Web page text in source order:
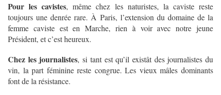
Pour les cavistes, même chez les naturistes, la caviste reste
toujours une denrée rare. À Paris, l’extension du domaine de la
femme caviste est en Marche, rien à voir avec notre jeune
Président, et c’est heureux.
Chez les journalistes, si tant est qu’il existât des journalistes du
vin, la part féminine reste congrue. Les vieux mâles dominants
font de la résistance.